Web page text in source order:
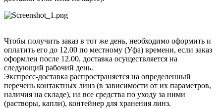
Чтобы получить заказ в тот же день, необходимо оформить и
оплатить его до 12.00 по местному (Уфа) времени, если заказ
оформлен после 12.00, доставка осуществляется на
следующий рабочий день.
Экспресс-доставка распространяется на определенный
перечень контактных линз (в зависимости от их параметров,
наличия на складе), на все средства по уходу за ними
(растворы, капли), контейнер для хранения линз.